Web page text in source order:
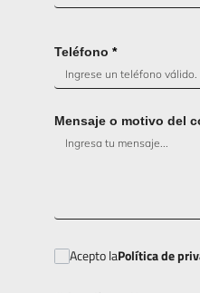
Teléfono *
Mensaje o motivo del
Acepto laPolítica de